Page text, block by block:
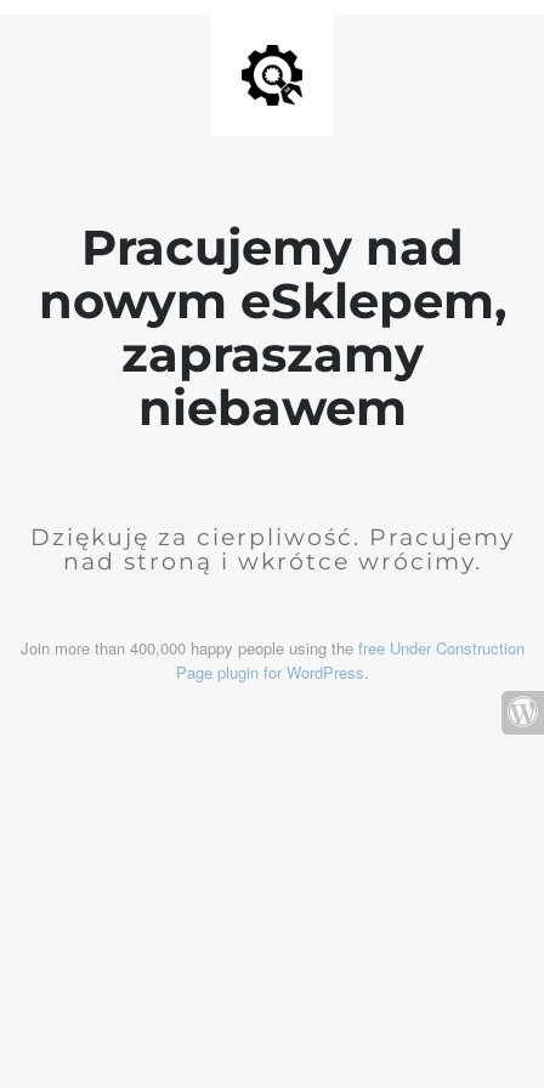
Pracujemy nad
nowym eSklepem,
zapraszamy
niebawem
Dziękuję za cierpliwość. Pracujemy
nad stroną i wkrótce wrócimy.
Join more than 400,000 happy people using the free Under Construction
Page plugin for WordPress.